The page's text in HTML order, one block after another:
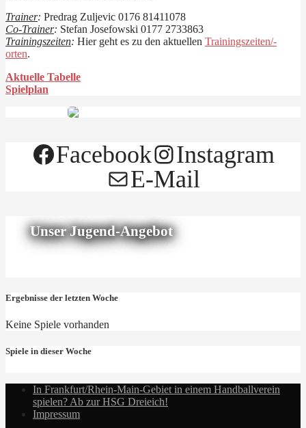
Trainer: Predrag Zuljevic 0176 81411078
Co-Trainer: Stefan Josefowski 0177 2733863
Trainingszeiten: Hier geht es zu den aktuellen Trainingszeiten/-
orten.
Aktuelle Tabelle
Spielplan
Facebook
Instagram
E-Mail
Unser Jugend-Angebot
Ergebnisse der letzten Woche
Keine Spiele vorhanden
Spiele in dieser Woche
In Frankfurt/Rhein-Main-Gebiet in einem Handballverein
spielen? Ab zur HSG Dreieich!
Impressum